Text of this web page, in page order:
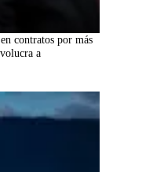
contratos por más
a